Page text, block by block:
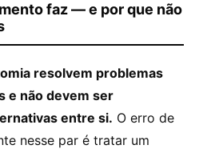
faz — e por que não
resolvem problemas
e não devem ser
entre si. O erro de
nesse par é tratar um